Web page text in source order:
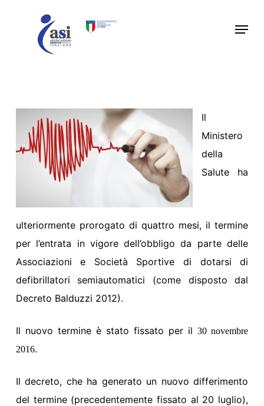
Menu
Il
Ministero
della
Salute ha
ulteriormente prorogato di quattro mesi, il termine
per l’entrata in vigore dell’obbligo da parte delle
Associazioni e Società Sportive di dotarsi di
defibrillatori semiautomatici (come disposto dal
Decreto Balduzzi 2012).
Il nuovo termine è stato fissato per il30 novembre
2016.
Il decreto, che ha generato un nuovo differimento
del termine (precedentemente fissato al 20 luglio),